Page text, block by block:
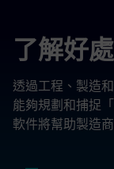
了解好處
透過工程、製造
能夠規劃和捕捉
軟件將幫助製造